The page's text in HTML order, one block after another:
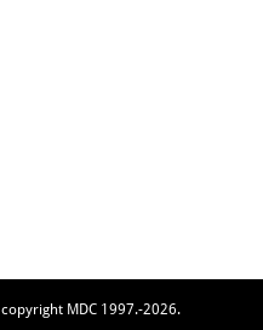
copyright MDC 1997.-2026.